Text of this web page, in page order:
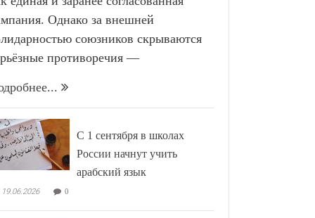
Однако за внешней
союзников скрываются
противоречия —
С 1 сентября в школах
России начнут учить
арабский язык
19.06.2026 0